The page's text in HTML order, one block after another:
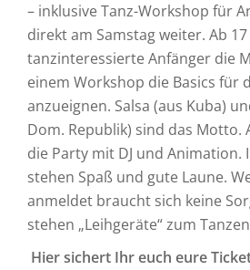
– inklusive Tanz-Workshop für
direkt am Samstag weiter. Ab
tanzinteressierte Anfänger die
einem Workshop die Basics für
anzueignen. Salsa (aus Kuba)
Dom. Republik) sind das Motto.
die Party mit DJ und Animation.
stehen Spaß und gute Laune.
anmeldet braucht sich keine
stehen „Leihgeräte“ zum
Hier sichert Ihr euch eure